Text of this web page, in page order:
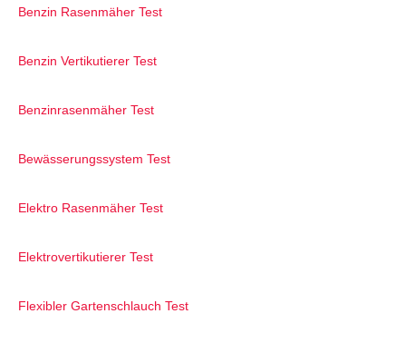
Benzin Rasenmäher Test
Benzin Vertikutierer Test
Benzinrasenmäher Test
Bewässerungssystem Test
Elektro Rasenmäher Test
Elektrovertikutierer Test
Flexibler Gartenschlauch Test